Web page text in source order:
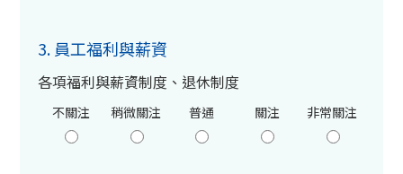
3. 員工福利與薪資
各項福利與薪資制度、退休制度
不關注 稍微關注 普通 關注 非常關注